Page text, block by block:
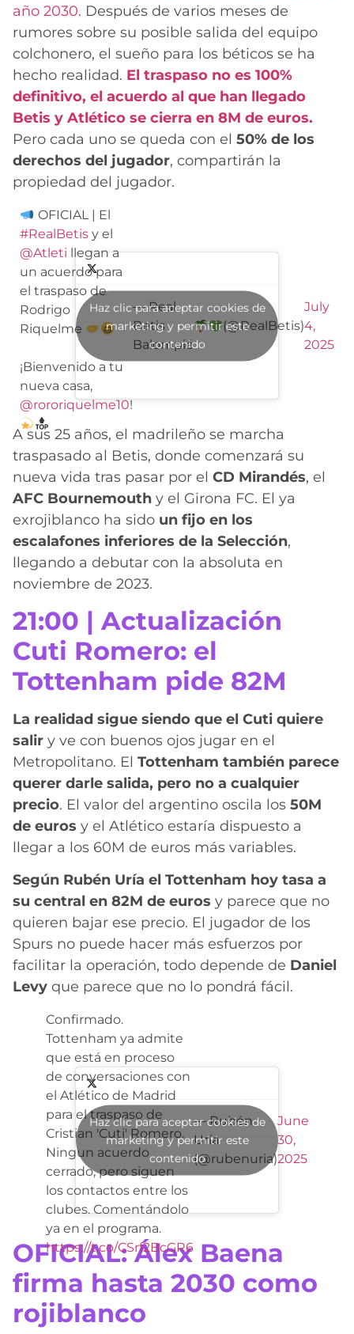
año 2030. Después de varios meses de
rumores sobre su posible salida del equipo
colchonero, el sueño para los béticos se ha
hecho realidad. El traspaso no es 100%
definitivo, el acuerdo al que han llegado
Betis y Atlético se cierra en 8M de euros.
Pero cada uno se queda con el 50% de los
derechos del jugador, compartirán la
propiedad del jugador.
OFICIAL | El
#RealBetis y el
@Atleti llegan a
un acuerdo para
el traspaso de
Rodrigo
Riquelme
¡Bienvenido a tu
nueva casa,
@rororiquelme10!
— Real
Betis
Balompié
(@RealBetis)
July
4,
2025
Haz clic para aceptar cookies de
marketing y permitir este
contenido
A sus 25 años, el madrileño se marcha
traspasado al Betis, donde comenzará su
nueva vida tras pasar por el CD Mirandés, el
AFC Bournemouth y el Girona FC. El ya
exrojiblanco ha sido un fijo en los
escalafones inferiores de la Selección,
llegando a debutar con la absoluta en
noviembre de 2023.
21:00 | Actualización
Cuti Romero: el
Tottenham pide 82M
La realidad sigue siendo que el Cuti quiere
salir y ve con buenos ojos jugar en el
Metropolitano. El Tottenham también parece
querer darle salida, pero no a cualquier
precio. El valor del argentino oscila los 50M
de euros y el Atlético estaría dispuesto a
llegar a los 60M de euros más variables.
Según Rubén Uría el Tottenham hoy tasa a
su central en 82M de euros y parece que no
quieren bajar ese precio. El jugador de los
Spurs no puede hacer más esfuerzos por
facilitar la operación, todo depende de Daniel
Levy que parece que no lo pondrá fácil.
Confirmado.
Tottenham ya admite
que está en proceso
de conversaciones con
el Atlético de Madrid
para el traspaso de
Cristian 'Cuti' Romero.
Ningun acuerdo
cerrado, pero siguen
los contactos entre los
clubes. Comentándolo
ya en el programa.
https://t.co/CSrf2BcGR6
— Rubén
Uría
(@rubenuria)
June
30,
2025
Haz clic para aceptar cookies de
marketing y permitir este
contenido
OFICIAL: Álex Baena
firma hasta 2030 como
rojiblanco